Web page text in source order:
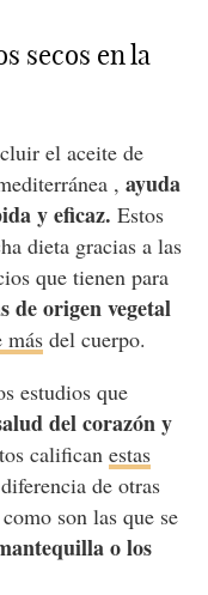
secos en la
el aceite de
, ayuda
y eficaz. Estos
dieta gracias a las
que tienen para
de origen vegetal
del cuerpo.
estudios que
del corazón y
califican estas
de otras
son las que se
o los